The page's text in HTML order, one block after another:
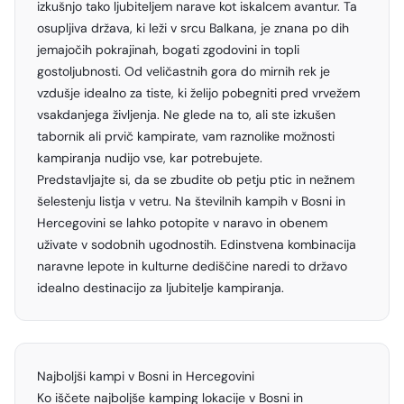
izkušnjo tako ljubiteljem narave kot iskalcem avantur. Ta
osupljiva država, ki leži v srcu Balkana, je znana po dih
jemajočih pokrajinah, bogati zgodovini in topli
gostoljubnosti. Od veličastnih gora do mirnih rek je
vzdušje idealno za tiste, ki želijo pobegniti pred vrvežem
vsakdanjega življenja. Ne glede na to, ali ste izkušen
tabornik ali prvič kampirate, vam raznolike možnosti
kampiranja nudijo vse, kar potrebujete.
Predstavljajte si, da se zbudite ob petju ptic in nežnem
šelestenju listja v vetru. Na številnih kampih v Bosni in
Hercegovini se lahko potopite v naravo in obenem
uživate v sodobnih ugodnostih. Edinstvena kombinacija
naravne lepote in kulturne dediščine naredi to državo
idealno destinacijo za ljubitelje kampiranja.
Najboljši kampi v Bosni in Hercegovini
Ko iščete najboljše kamping lokacije v Bosni in